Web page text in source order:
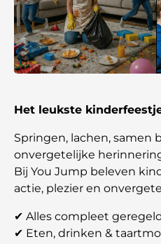
Het leukste
Springen, lachen, samen
onvergetelijke
Bij You Jump beleven
actie, plezier en
✔ Alles compleet
✔ Eten, drinken &